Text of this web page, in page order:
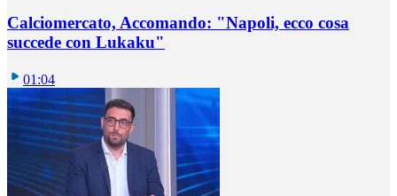
Calciomercato, Accomando: "Napoli, ecco cosa
succede con Lukaku"
01:04